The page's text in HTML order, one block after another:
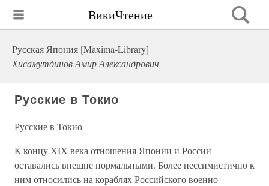
ВикиЧтение
Русская Япония [Maxima-Library]
Хисамутдинов Амир Александрович
Русские в Токио
Русские в Токио
К концу XIX века отношения Японии и России
оставались внешне нормальными. Более пессимистично к
ним относились на кораблях Российского военно-